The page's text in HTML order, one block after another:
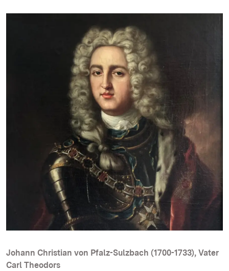
Johann Christian von Pfalz-Sulzbach (1700-1733), Vater
Carl Theodors